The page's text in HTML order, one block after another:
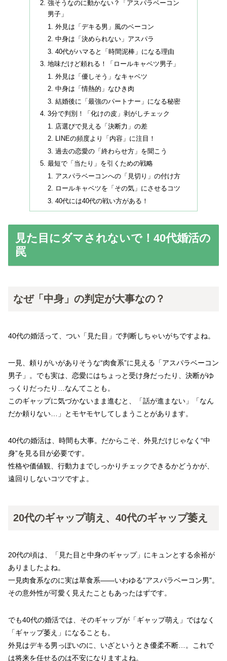
強そうなのに動かない？「アスパラベーコン
男子」
外見は「デキる男」風のベーコン
中身は「決められない」アスパラ
40代がハマると「時間泥棒」になる理由
地味だけど頼れる！「ロールキャベツ男子」
外見は「優しそう」なキャベツ
中身は「情熱的」なひき肉
結婚後に「最強のパートナー」になる秘密
3分で判別！「化けの皮」剥がしチェック
店選びで見える「決断力」の差
LINEの頻度より「内容」に注目！
過去の恋愛の「終わらせ方」を聞こう
最短で「当たり」を引くための戦略
アスパラベーコンへの「見切り」の付け方
ロールキャベツを「その気」にさせるコツ
40代には40代の戦い方がある！
見た目にダマされないで！40代婚活の
罠
なぜ「中身」の判定が大事なの？
40代の婚活って、つい「見た目」で判断しちゃいがちですよね。
一見、頼りがいがありそうな“肉食系”に見える「アスパラベーコン
男子」。でも実は、恋愛にはちょっと受け身だったり、決断がゆ
っくりだったり…なんてことも。
このギャップに気づかないまま進むと、「話が進まない」「なん
だか頼りない…」とモヤモヤしてしまうことがあります。
40代の婚活は、時間も大事。だからこそ、外見だけじゃなく“中
身”を見る目が必要です。
性格や価値観、行動力までしっかりチェックできるかどうかが、
遠回りしないコツですよ。
20代のギャップ萌え、40代のギャップ萎え
20代の頃は、「見た目と中身のギャップ」にキュンとする余裕が
ありましたよね。
一見肉食系なのに実は草食系――いわゆる“アスパラベーコン男”。
その意外性が可愛く見えたこともあったはずです。
でも40代の婚活では、そのギャップが「ギャップ萌え」ではなく
「ギャップ萎え」になることも。
外見はデキる男っぽいのに、いざというとき優柔不断…。これで
は将来を任せるのは不安になりますよね。